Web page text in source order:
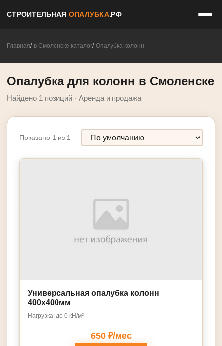
СТРОИТЕЛЬНАЯ ОПАЛУБКА.РФ
Главная в Смоленске каталог Опалубка колонн
Опалубка для колонн в Смоленске
Найдено 1 позиций · Аренда и продажа
Показано 1 из 1
Универсальная опалубка колонн
400x400мм
Нагрузка: до 0 кН/м²
650 ₽/мес